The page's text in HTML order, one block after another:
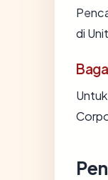
di
Untuk